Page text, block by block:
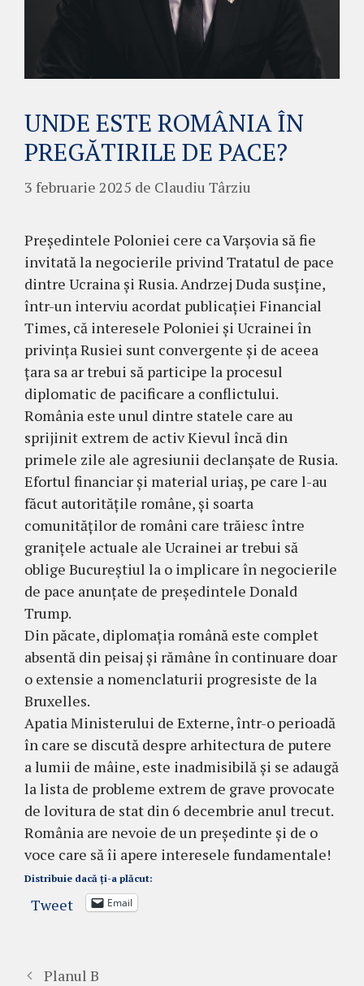
UNDE ESTE ROMÂNIA ÎN
PREGĂTIRILE DE PACE?
3 februarie 2025 de Claudiu Târziu
Președintele Poloniei cere ca Varșovia să fie
invitată la negocierile privind Tratatul de pace
dintre Ucraina și Rusia. Andrzej Duda susține,
într-un interviu acordat publicației Financial
Times, că interesele Poloniei și Ucrainei în
privința Rusiei sunt convergente și de aceea
țara sa ar trebui să participe la procesul
diplomatic de pacificare a conflictului.
România este unul dintre statele care au
sprijinit extrem de activ Kievul încă din
primele zile ale agresiunii declanșate de Rusia.
Efortul financiar și material uriaș, pe care l-au
făcut autoritățile române, și soarta
comunităților de români care trăiesc între
granițele actuale ale Ucrainei ar trebui să
oblige Bucureștiul la o implicare în negocierile
de pace anunțate de președintele Donald
Trump.
Din păcate, diplomația română este complet
absentă din peisaj și rămâne în continuare doar
o extensie a nomenclaturii progresiste de la
Bruxelles.
Apatia Ministerului de Externe, într-o perioadă
în care se discută despre arhitectura de putere
a lumii de mâine, este inadmisibilă și se adaugă
la lista de probleme extrem de grave provocate
de lovitura de stat din 6 decembrie anul trecut.
România are nevoie de un președinte și de o
voce care să îi apere interesele fundamentale!
Distribuie dacă ți-a plăcut:
Tweet Email
Planul B